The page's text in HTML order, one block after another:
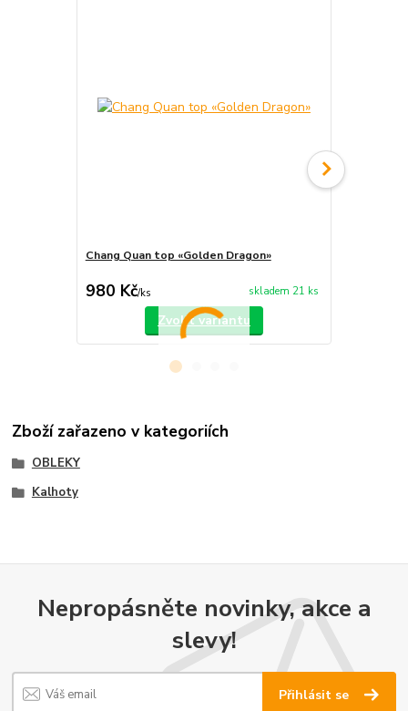
Chang Quan top «Golden Dragon»
980 Kč/ks skladem 21 ks
Zvolit variantu
Zboží zařazeno v kategoriích
OBLEKY
Kalhoty
Nepropásněte novinky, akce a
slevy!
Přihlásit se